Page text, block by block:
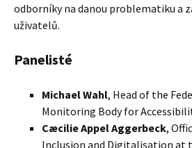
odborníky na danou problematiku a
uživatelů.
Panelisté
Michael Wahl, Head of the
Monitoring Body for
Cæcilie Appel Aggerbeck,
Inclusion and Digitalisation at